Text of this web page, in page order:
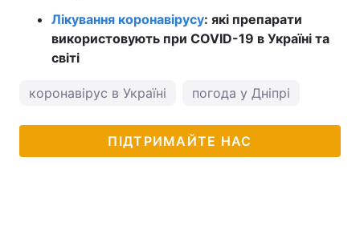
Лікування коронавірусу: які препарати
використовують при COVID-19 в Україні та
світі
коронавірус в Україні погода у Дніпрі
ПІДТРИМАЙТЕ НАС